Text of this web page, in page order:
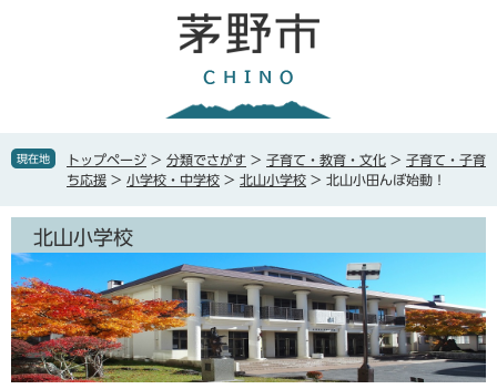
で
ば
本
現在地 トップページ > 分類でさがす > 子育て・教育・文化 > 子育て・子育
ち応援 > 小学校・中学校 > 北山小学校 > 北山小田んぼ始動！
北山小学校